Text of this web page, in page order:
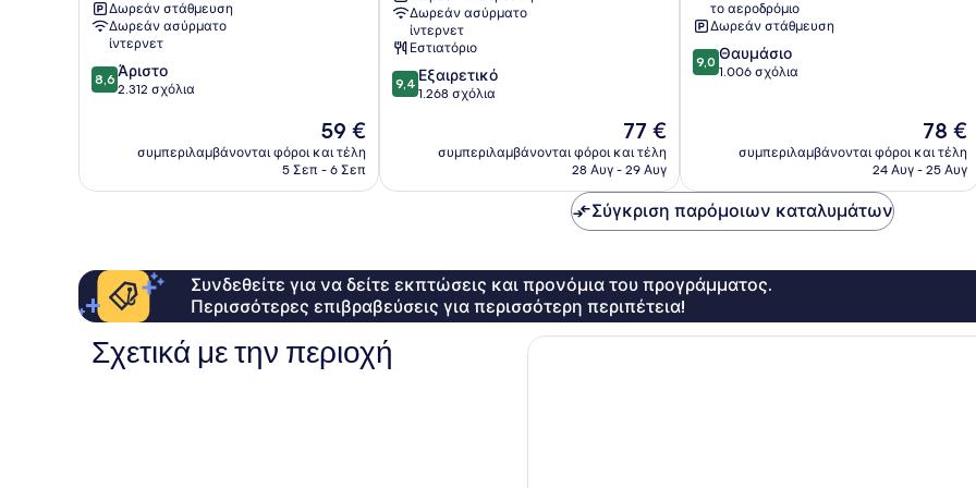
Δωρεάν στάθμευση
Δωρεάν ασύρματο
ίντερνετ
8.6
στα
8,6 Άριστο
2.312 σχόλια
Η
τιμή
είναι
59 €
συμπεριλαμβάνονται φόροι και τέλη
5 Σεπ - 6 Σεπ
Hotels
Sukhumvit
Δωρεάν ασύρματο
ίντερνετ
Εστιατόριο
9.4
στα
9,4 Εξαιρετικό
1.268 σχόλια
Η
τιμή
είναι
77 €
συμπεριλαμβάνονται φόροι και τέλη
28 Αυγ - 29 Αυγ
το αεροδρόμιο
Δωρεάν στάθμευση
9.0
στα
σχόλια
9,0 Θαυμάσιο
1.006 σχόλια
Η
τιμή
είναι
78 €
συμπεριλαμβάνονται φόροι και τέλη
24 Αυγ - 25 Αυγ
Σύγκριση παρόμοιων καταλυμάτων
Συνδεθείτε για να δείτε εκπτώσεις και προνόμια του προγράμματος.
Περισσότερες επιβραβεύσεις για περισσότερη περιπέτεια!
Σχετικά με την περιοχή